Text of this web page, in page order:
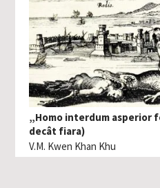
„Homo interdum asperior
decât fiara)
V.M. Kwen Khan Khu